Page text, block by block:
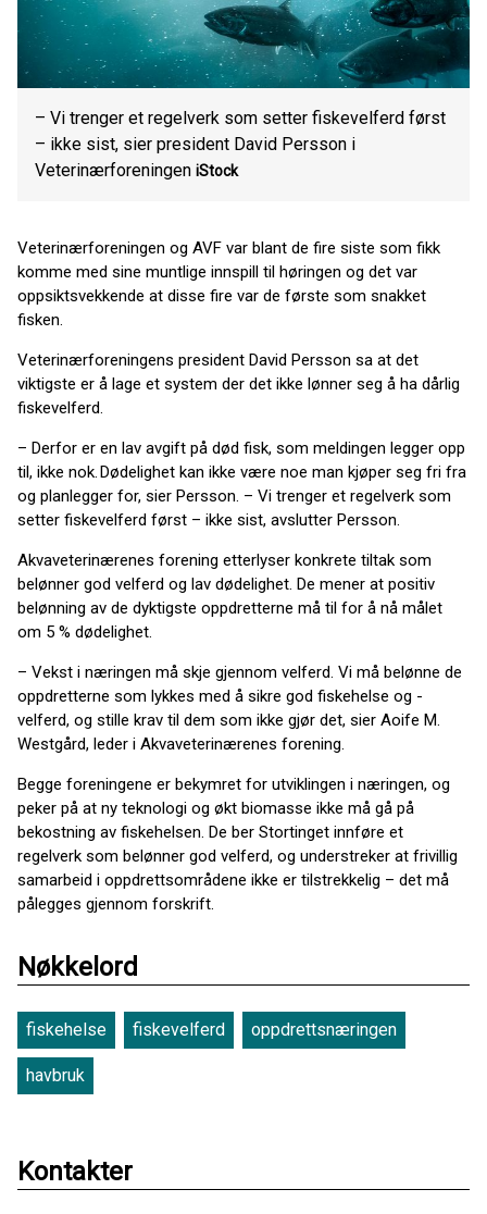
– Vi trenger et regelverk som setter fiskevelferd først
– ikke sist, sier president David Persson i
Veterinærforeningen iStock
Veterinærforeningen og AVF var blant de fire siste som fikk
komme med sine muntlige innspill til høringen og det var
oppsiktsvekkende at disse fire var de første som snakket
fisken.
Veterinærforeningens president David Persson sa at det
viktigste er å lage et system der det ikke lønner seg å ha dårlig
fiskevelferd.
– Derfor er en lav avgift på død fisk, som meldingen legger opp
til, ikke nok. Dødelighet kan ikke være noe man kjøper seg fri fra
og planlegger for, sier Persson. – Vi trenger et regelverk som
setter fiskevelferd først – ikke sist, avslutter Persson.
Akvaveterinærenes forening etterlyser konkrete tiltak som
belønner god velferd og lav dødelighet. De mener at positiv
belønning av de dyktigste oppdretterne må til for å nå målet
om 5 % dødelighet.
– Vekst i næringen må skje gjennom velferd. Vi må belønne de
oppdretterne som lykkes med å sikre god fiskehelse og -
velferd, og stille krav til dem som ikke gjør det, sier Aoife M.
Westgård, leder i Akvaveterinærenes forening.
Begge foreningene er bekymret for utviklingen i næringen, og
peker på at ny teknologi og økt biomasse ikke må gå på
bekostning av fiskehelsen. De ber Stortinget innføre et
regelverk som belønner god velferd, og understreker at frivillig
samarbeid i oppdrettsområdene ikke er tilstrekkelig – det må
pålegges gjennom forskrift.
Nøkkelord
fiskehelse fiskevelferd oppdrettsnæringen
havbruk
Kontakter